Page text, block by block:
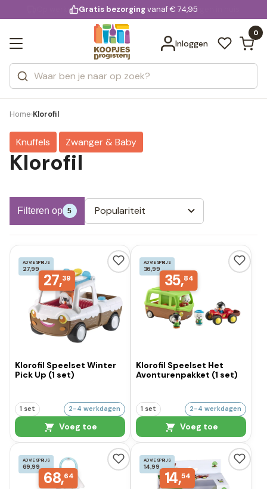
voor 20:00 uur besteld
Gratis bezorgingvanaf € 74,95
Inloggen
0
Zoeken
Categorieën
Merken
Bekijk alle resultaten
Home›Klorofil
Knuffels Zwanger & Baby
Klorofil
Filteren op 5 Populariteit
ADVIESPRIJS
27,99
27,39
Klorofil Speelset Winter
Pick Up (1 set)
1 set 2-4 werkdagen
Voeg toe
ADVIESPRIJS
36,99
35,84
Klorofil Speelset Het
Avonturenpakket (1 set)
1 set 2-4 werkdagen
Voeg toe
ADVIESPRIJS
69,99
68,64
ADVIESPRIJS
14,99
14,54